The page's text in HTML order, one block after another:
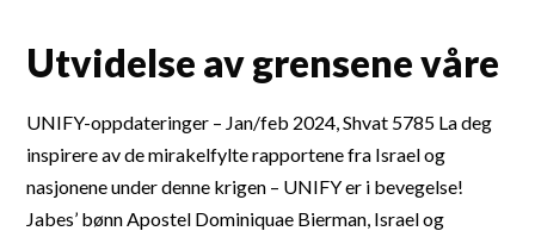
Utvidelse av grensene våre
UNIFY-oppdateringer – Jan/feb 2024, Shvat 5785 La deg
inspirere av de mirakelfylte rapportene fra Israel og
nasjonene under denne krigen – UNIFY er i bevegelse!
Jabes’ bønn Apostel Dominiquae Bierman, Israel og